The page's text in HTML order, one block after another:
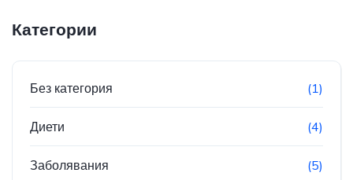
Категории
Без категория (1)
Диети (4)
Заболявания (5)